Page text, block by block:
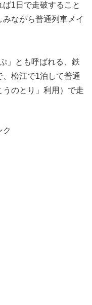
1日で走破すること
ながら普通列車メイ
」とも呼ばれる、鉄
松江で1泊して普通
のとり」利用）で走
ク